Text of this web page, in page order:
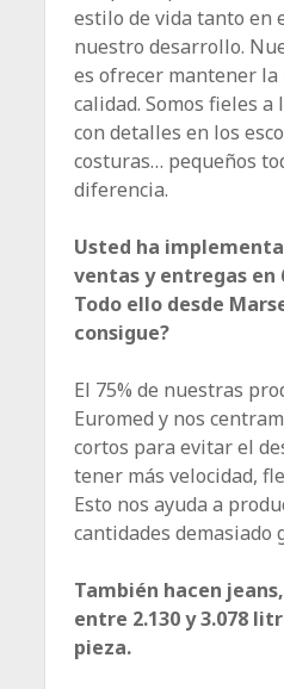
estilo de vida tanto en
nuestro desarrollo.
es ofrecer mantener
calidad. Somos fieles a
con detalles en los
costuras… pequeños
diferencia.
Usted ha
ventas y entregas en
Todo ello desde
consigue?
El 75% de nuestras
Euromed y nos
cortos para evitar el
tener más velocidad,
Esto nos ayuda a
cantidades demasiado
También hacen
entre 2.130 y 3.078
pieza.